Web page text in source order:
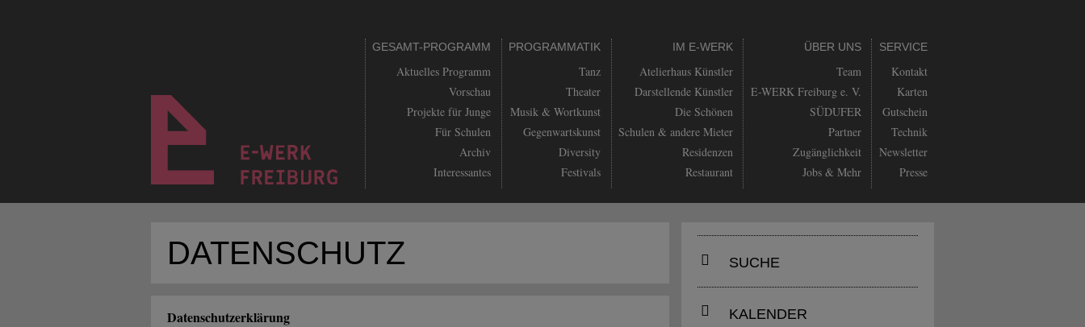
GESAMT-PROGRAMM
Aktuelles Programm
Vorschau
Projekte für Junge
Für Schulen
Archiv
Interessantes
PROGRAMMATIK
Tanz
Theater
Musik & Wortkunst
Gegenwartskunst
Diversity
Festivals
IM E-WERK
Atelierhaus Künstler
Darstellende Künstler
Die Schönen
Schulen & andere Mieter
Residenzen
Restaurant
ÜBER UNS
Team
E-WERK Freiburg e. V.
SÜDUFER
Partner
Zugänglichkeit
Jobs & Mehr
SERVICE
Kontakt
Karten
Gutschein
Technik
Newsletter
Presse
DATENSCHUTZ
Datenschutzerklärung
SUCHE
KALENDER